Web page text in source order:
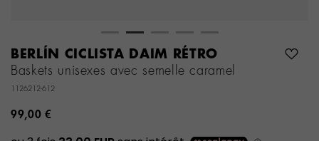
BERLÍN CICLISTA DAIM RÉTRO
Baskets unisexes avec semelle caramel
1126212-612
99,00 €